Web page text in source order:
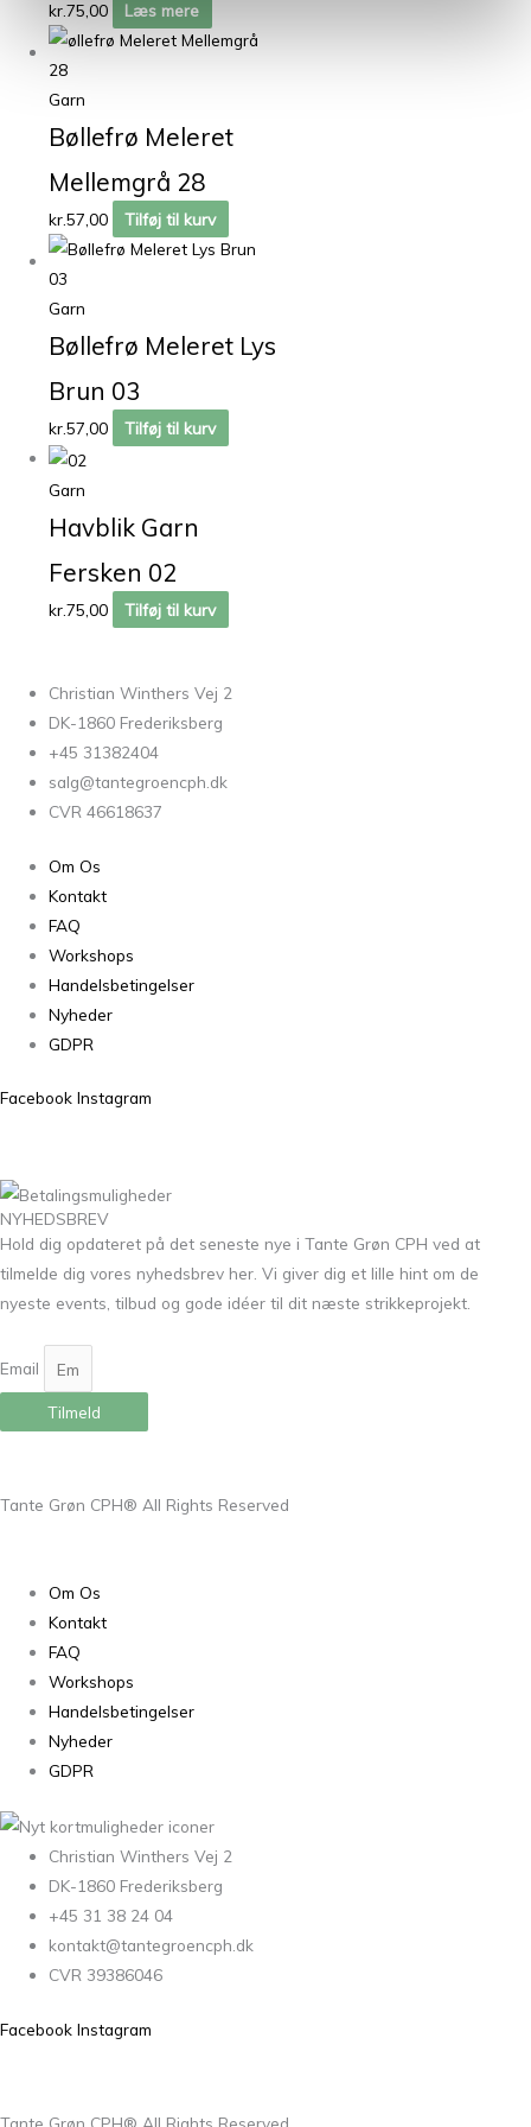
kr.75,00 Læs mere
Garn
Bøllefrø Meleret
Mellemgrå 28
kr.57,00 Tilføj til kurv
Garn
Bøllefrø Meleret Lys
Brun 03
kr.57,00 Tilføj til kurv
Garn
Havblik Garn
Fersken 02
kr.75,00 Tilføj til kurv
Christian Winthers Vej 2
DK-1860 Frederiksberg
+45 31382404
salg@tantegroencph.dk
CVR 46618637
Om Os
Kontakt
FAQ
Workshops
Handelsbetingelser
Nyheder
GDPR
Facebook Instagram
NYHEDSBREV
Hold dig opdateret på det seneste nye i Tante Grøn CPH ved at
tilmelde dig vores nyhedsbrev her. Vi giver dig et lille hint om de
nyeste events, tilbud og gode idéer til dit næste strikkeprojekt.
Email
Tilmeld
Tante Grøn CPH® All Rights Reserved
Om Os
Kontakt
FAQ
Workshops
Handelsbetingelser
Nyheder
GDPR
Christian Winthers Vej 2
DK-1860 Frederiksberg
+45 31 38 24 04
kontakt@tantegroencph.dk
CVR 39386046
Facebook Instagram
Tante Grøn CPH® All Rights Reserved